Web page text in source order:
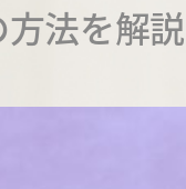
法を解説